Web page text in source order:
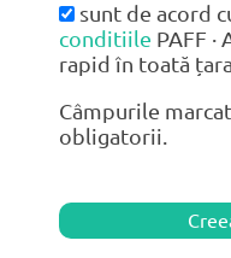
sunt de acord
conditiile PAFF
rapid în toată țara
Câmpurile
obligatorii.